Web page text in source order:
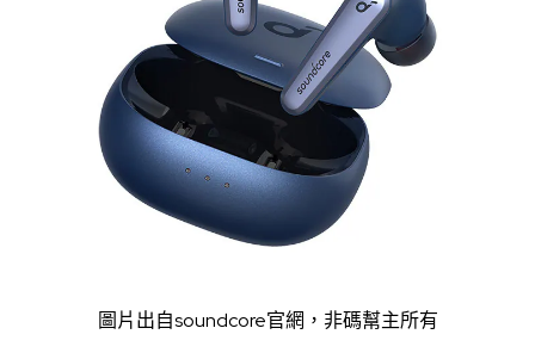
圖片出自soundcore官網 ，非碼幫主所有